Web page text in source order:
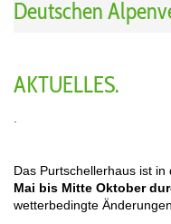
Deutschen
AKTUELLES.
Das Purtschellerhaus ist in
Mai bis Mitte Oktober
wetterbedingte